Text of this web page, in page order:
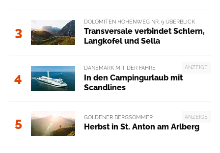
3
DOLOMITEN HÖHENWEG NR. 9 ÜBERBLICK
Transversale verbindet Schlern,
Langkofel und Sella
4
ANZEIGE
DÄNEMARK MIT DER FÄHRE
In den Campingurlaub mit
Scandlines
5 ANZEIGE
GOLDENER BERGSOMMER
Herbst in St. Anton am Arlberg